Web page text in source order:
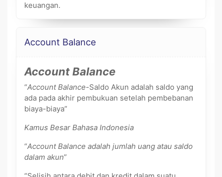
keuangan.
Account Balance
Account Balance
“Account Balance-Saldo Akun adalah saldo yang
ada pada akhir pembukuan setelah pembebanan
biaya-biaya”
Kamus Besar Bahasa Indonesia
“Account Balance adalah jumlah uang atau saldo
dalam akun”